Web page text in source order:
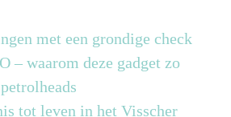
met een grondige check
– waarom deze gadget zo
tot leven in het Visscher